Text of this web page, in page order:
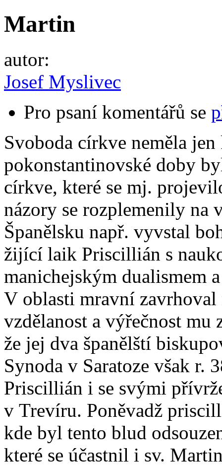
Martin
autor:
Josef Myslivec
Pro psaní komentářů se
Svoboda církve neměla
pokonstantinovské doby
církve, které se mj.
názory se rozplemenily na
Španělsku např. vyvstal
žijící laik Priscillián s
manichejským dualismem
V oblasti mravní zavrhoval
vzdělanost a výřečnost
že jej dva španělští
Synoda v Saratoze však r.
Priscillián i se svými
v Trevíru. Poněvadž
kde byl tento blud
které se účastnil i sv.